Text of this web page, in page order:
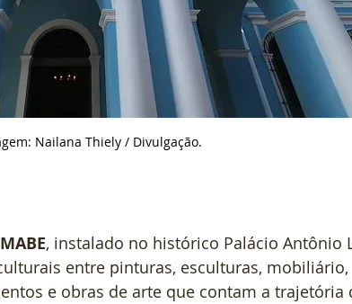
Nailana Thiely / Divulgação.
, instalado no histórico Palácio Antônio
entre pinturas, esculturas, mobiliário,
e obras de arte que contam a trajetória